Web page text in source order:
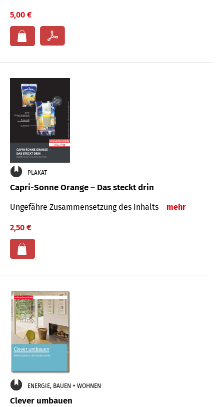
5,00 €
PLAKAT
Capri-Sonne Orange – Das steckt drin
Ungefähre Zu­sammen­setzung des Inhalts mehr
2,50 €
ENERGIE, BAUEN + WOHNEN
Clever umbauen